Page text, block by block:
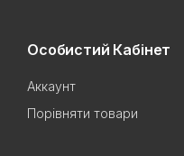
Особистий Кабінет
Аккаунт
Порівняти товари